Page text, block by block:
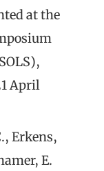
at the
April
Erkens,
E.